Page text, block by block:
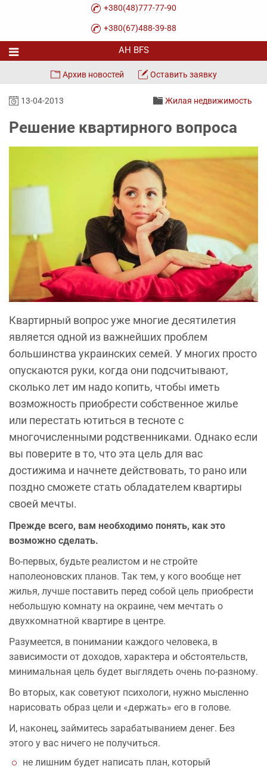
+380(48)777-77-90
+380(67)488-39-88
Архив новостей Оставить заявку
13-04-2013 Жилая недвижимость
Решение квартирного вопроса
Квартирный вопрос уже многие десятилетия
является одной из важнейших проблем
большинства украинских семей. У многих просто
опускаются руки, когда они подсчитывают,
сколько лет им надо копить, чтобы иметь
возможность приобрести собственное жилье
или перестать ютиться в тесноте с
многочисленными родственниками. Однако если
вы поверите в то, что эта цель для вас
достижима и начнете действовать, то рано или
поздно сможете стать обладателем квартиры
своей мечты.
Прежде всего, вам необходимо понять, как это
возможно сделать.
Во-первых, будьте реалистом и не стройте
наполеоновских планов. Так тем, у кого вообще нет
жилья, лучше поставить перед собой цель приобрести
небольшую комнату на окраине, чем мечтать о
двухкомнатной квартире в центре.
Разумеется, в понимании каждого человека, в
зависимости от доходов, характера и обстоятельств,
минимальная цель будет выглядеть очень по-разному.
Во вторых, как советуют психологи, нужно мысленно
нарисовать образ цели и «держать» его в голове.
И, наконец, займитесь зарабатыванием денег. Без
этого у вас ничего не получиться.
не лишним будет написать план, который